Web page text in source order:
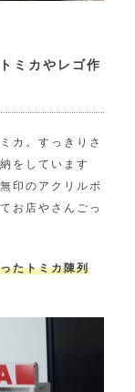
ミカやレゴ作
カ。すっきりさ
をしています
印のアクリルボ
お店やさんごっ
たトミカ陳列